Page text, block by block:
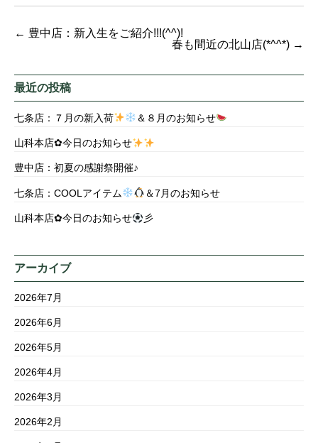
← 豊中店：新入生をご紹介!!!(^^)!
春も間近の北山店(*^^*) →
最近の投稿
七条店：７月の新入荷 ＆８月のお知らせ
山科本店✿今日のお知らせ
豊中店：初夏の感謝祭開催♪
七条店：COOLアイテム ＆7月のお知らせ
山科本店✿今日のお知らせ 彡
アーカイブ
2026年7月
2026年6月
2026年5月
2026年4月
2026年3月
2026年2月